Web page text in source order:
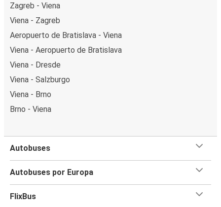
Zagreb - Viena
Viena - Zagreb
Aeropuerto de Bratislava - Viena
Viena - Aeropuerto de Bratislava
Viena - Dresde
Viena - Salzburgo
Viena - Brno
Brno - Viena
Autobuses
Autobuses por Europa
FlixBus